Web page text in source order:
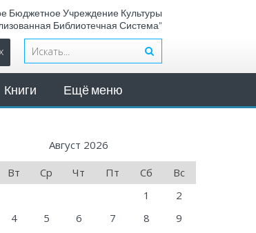
Бюджетное Учреждение Культуры
Библиотечная Система"
Книги Ещё меню
Август 2026
Вт Ср Чт Пт Сб
Вс
1
2
4 5 6 7 8
9